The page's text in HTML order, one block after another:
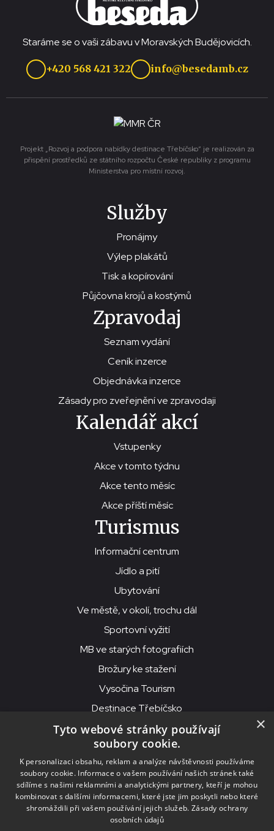
Staráme se o vaši zábavu v Moravských Budějovicích.
+420 568 421 322 info@besedamb.cz
Projekt „Rozvoj a podpora nabídky destinace Třebíčsko“ je realizován za
přispění prostředků ze státního rozpočtu České republiky z programu
Ministerstva pro místní rozvoj.
Služby
Pronájmy
Výlep plakátů
Tisk a kopírování
Půjčovna krojů a kostýmů
Zpravodaj
Seznam vydání
Ceník inzerce
Objednávka inzerce
Zásady pro zveřejnění ve zpravodaji
Kalendář akcí
Vstupenky
Akce v tomto týdnu
Akce tento měsíc
Akce příští měsíc
Turismus
Informační centrum
Jídlo a pití
Ubytování
Ve městě, v okolí, trochu dál
Sportovní vyžití
MB ve starých fotografiích
Brožury ke stažení
Vysočina Tourism
Destinace Třebíčsko
© 2026MKS Beseda Mor. Budějovice
MKS Beseda, příspěvková organizace, Purcnerova 62, 676 02
Moravské Budějovice
IČO: 00091758, DIČ: CZ00091758, ID datové schránky: chjn2kd
×
Tyto webové stránky používají
soubory cookie.
K personalizaci obsahu, reklam a analýze návštěvnosti používáme
soubory cookie. Informace o vašem používání našich stránek také
sdílíme s našimi reklamními a analytickými partnery, kteří je mohou
kombinovat s dalšími informacemi, které jste jim poskytli nebo které
shromáždili při vašem používání jejich služeb. Zásady ochrany
osobních údajů